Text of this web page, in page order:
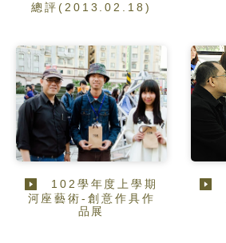
總評(2013.02.18)
102學年度上學期
河座藝術-創意作具作
品展